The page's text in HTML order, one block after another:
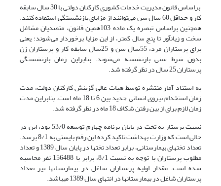
براساس قانون مدیریت خدمات کشوری کارکنان دولتی با 30 سال سابقه
کار و حداقل 60 سال سن می‌توانند از مزایای بازنشستگی استفاده کنند.
همچنین براساس تبصره یک ماده 103همین قانون، متصدیان مشاغل
سخت و زیان­آور تا پنج سال کمتر، از این مزایا برخوردار می‌شوند؛ یعنی
برای پرستاران مرد، 55سال سن و 25سال سابقه کار و پرستاران زن
بدون شرط سنی بازنشسته می‌شوند. بنابراین زمان بازنشستگی
پرستاران 25 سال در نظر گرفته شد.
به استناد آمار منتشره توسط هیات عالی گزینش کارکنان دولت، مدت
زمان استخدام نیروی انسانی جدید بین 6 تا 18 ماه است. بنابراین مدت
زمان لازم برای از بین رفتن شکاف 18 ماه در نظر گرفته شد.
نسبت پرستار به تخت در پایان برنامه چهارم توسعه 53/0 بود، این در
حالی است که وزارت بهداشت تاکید کرده این رقم بایستی به 8/1 برسد.
تعداد تخت­های بیمارستانی، برابر تعداد تخت­ها در پایان سال 1389 و تعداد
مطلوب پرستاران با توجه به نسبت 8/1، برابر با 156488 نفر محاسبه
شده است. مقدار اولیه پرستاران شاغل در بیمارستان­ها نیز تعداد
پرستاران شاغل در بیمارستان­ها در انتهای سال 1389 می­باشد.